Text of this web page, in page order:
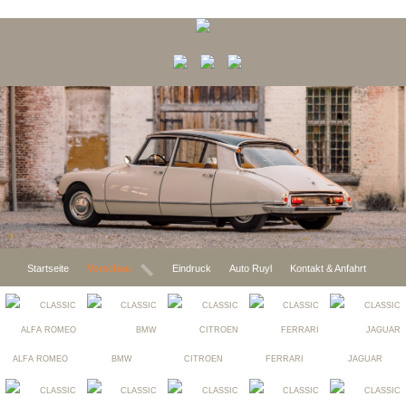
Startseite Vorschau Eindruck Auto Ruyl Kontakt & Anfahrt
ALFA ROMEO BMW CITROEN FERRARI JAGUAR